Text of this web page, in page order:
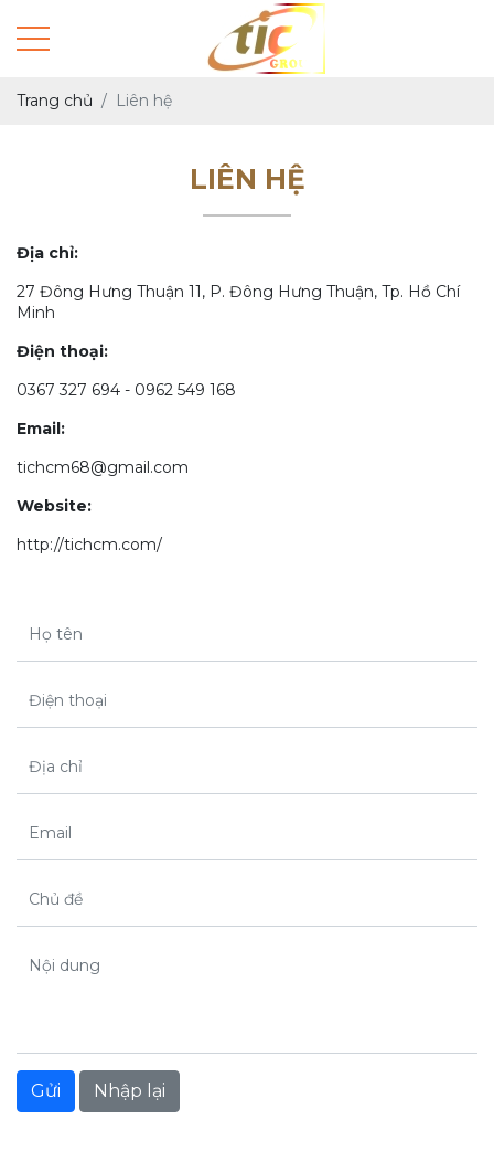
Trang chủ Liên hệ
LIÊN HỆ
Địa chỉ:
27 Đông Hưng Thuận 11, P. Đông Hưng Thuận, Tp. Hồ Chí
Minh
Điện thoại:
0367 327 694 - 0962 549 168
Email:
tichcm68@gmail.com
Website:
http://tichcm.com/
Họ tên
Điện thoại
Địa chỉ
Email
Chủ đề
Nội dung